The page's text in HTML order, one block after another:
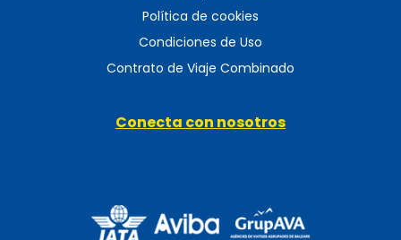
Política de cookies
Condiciones de Uso
Contrato de Viaje Combinado
Conecta con nosotros